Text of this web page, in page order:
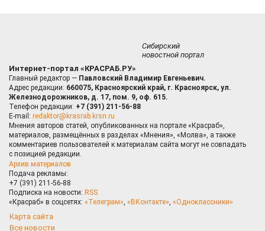
Сибирский
новостной портал
Интернет-портал «КРАСРАБ.РУ»
Главный редактор — Павловский Владимир Евгеньевич.
Адрес редакции: 660075, Красноярский край, г. Красноярск, ул.
Железнодорожников, д. 17, пом. 9, оф. 615.
Телефон редакции: +7 (391) 211-56-88
E-mail: redaktor@krasrab.krsn.ru
Мнения авторов статей, опубликованных на портале «Красраб»,
материалов, размещённых в разделах «Мнения», «Молва», а также
комментариев пользователей к материалам сайта могут не совпадать
с позицией редакции.
Архив материалов
Подача рекламы:
+7 (391) 211-56-88
Подписка на новости: RSS
«Красраб» в соцсетях: «Телеграм», «ВКонтакте», «Одноклассники»
Карта сайта
Все новости